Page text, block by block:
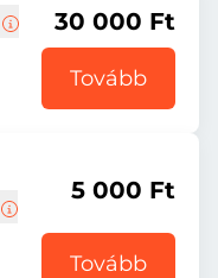
30 000 Ft
Tovább
5 000 Ft
Tovább